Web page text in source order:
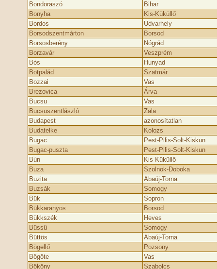
Bondoraszó
Bihar
Bonyha
Kis-Küküllő
Bordos
Udvarhely
Borsodszentmárton
Borsod
Borsosberény
Nógrád
Borzavár
Veszprém
Bós
Hunyad
Botpalád
Szatmár
Bozzai
Vas
Brezovica
Árva
Bucsu
Vas
Bucsuszentlászló
Zala
Budapest
azonosítatlan
Budatelke
Kolozs
Bugac
Pest-Pilis-Solt-Kiskun
Bugac-puszta
Pest-Pilis-Solt-Kiskun
Bún
Kis-Küküllő
Buza
Szolnok-Doboka
Buzita
Abaúj-Torna
Buzsák
Somogy
Bük
Sopron
Bükkaranyos
Borsod
Bükkszék
Heves
Büssü
Somogy
Büttös
Abaúj-Torna
Bögellő
Pozsony
Bögöte
Vas
Bököny
Szabolcs